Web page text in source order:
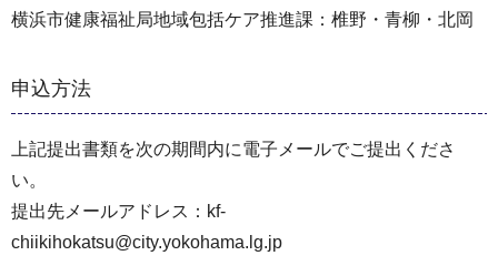
横浜市健康福祉局地域包括ケア推進課：椎野・青柳・北岡
申込方法
上記提出書類を次の期間内に電子メールでご提出くださ
い。
提出先メールアドレス：kf-
chiikihokatsu@city.yokohama.lg.jp